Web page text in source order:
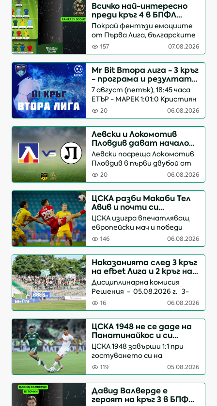
Всичко най-интересно
преди кръг 4 в БПФЛ
Фентъзи
Покрай фентъзи емоциите
от Първа Лига, българските
отбори продължават да ни
носят радост и гордост с
великолепното си
представяне в
европейските клубни
турнири. Този път
равносметката е 2 победи и
1 р...
157 07.08.2026
Mr Bit Втора лига - 3 кръг
- програма и резултати
(обновява се)
7 август (петък), 18:45 часа
ЕТЪР - МАРЕК 1:01:0 Кристиян
Величков 72 9 август
(неделя), 18:00 часа
СПОРТИСТ СВОГЕ - ПИРИН
Съдия: Георги Спасов 9
август (неделя), 18:00 часа
РИЛСКИ СПОРТИСТ -
СПАРТАК...
20 06.08.2026
Левски и Локомотив
Пловдив дават начало
на кръга
Левски посреща Локомотив
Пловдив в първи двубой от
четвъртия кръг на efbet
Лига. Срещата на стадион
"Георги Аспарухов" започва в
21:15 часа и ще бъде
ръководена от Геро Писков.
Мачът ще се излъчва по...
20 06.08.2026
ЦСКА разби Макаби Тел
Авив и почти си
гарантира участие в
основна фаза на
евротурнирите
ЦСКА изигра впечатляващ
европейски мач и победи
Макаби Тел Авив с
категоричното 3:0 в
Батуми. „Червените“
напълно заслужиха успеха си
на „Аджарабет Арена“ и ще
посрещнат израел...
146 06.08.2026
Наказанията след 3 кръг
на efbet Лига и 2 кръг на
Mr Bit Втора лига
Дисциплинарна комисия
Решения - 05.08.2026 г. 3-
ти кръг ППФЛ /efbet Лига/
С предупреждения – 32
състезатели Със спир...
16 06.08.2026
ЦСКА 1948 не се даде на
Панатинайкос и си
тръгва с ценно реми от
Атина
ЦСКА 1948 завърши 1:1 при
гостуването си на
Панатинайкос на стадион
„Спирос Луис“ в първия мач
от третия
квалификационен кръг на
Лигата на конференциите.
119 05.08.2026
Давид Валверде е
героят на кръг 3 в БПФЛ